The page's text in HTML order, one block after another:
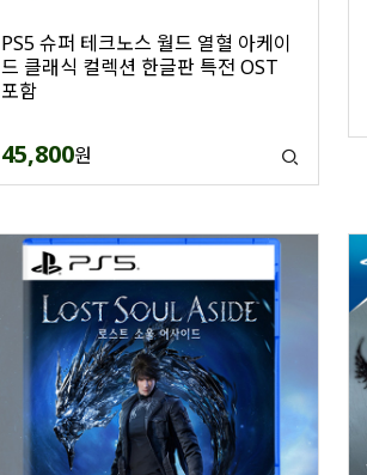
PS5 슈퍼 테크노스 월드 열혈 아케이
드 클래식 컬렉션 한글판 특전 OST
포함
45,800원